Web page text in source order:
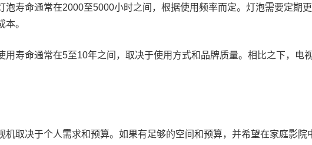
泡寿命通常在2000至5000小时之间，根据使用频率而定。灯泡需要定期更
。
用寿命通常在5至10年之间，取决于使用方式和品牌质量。相比之下，电
机取决于个人需求和预算。如果有足够的空间和预算，并希望在家庭影院